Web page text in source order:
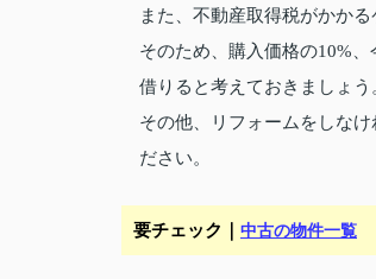
また、不動産取得税がかかる
そのため、購入価格の10%
借りると考えておきましょう
その他、リフォームをしな
ださい。
要チェック｜ 中古の物件一覧